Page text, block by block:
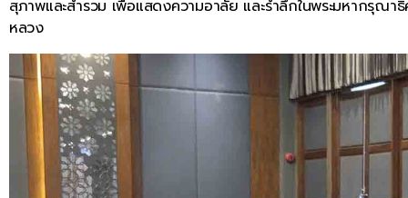
สุภาพและสำรวม เพื่อแสดงความอาลัย และรำลึกในพระมหากรุณ
หลวง